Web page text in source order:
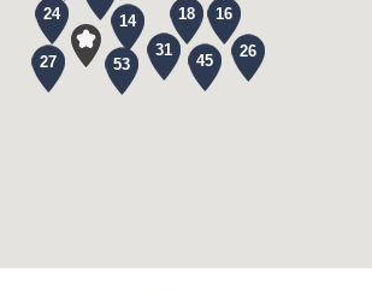
16
26
53
14
45
18
24
31
27